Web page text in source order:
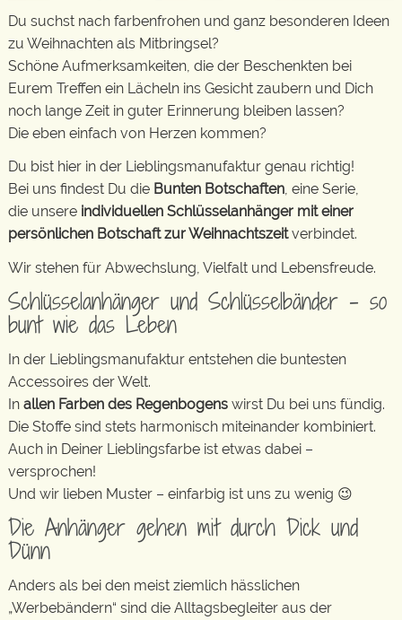
Du suchst nach farbenfrohen und ganz besonderen Ideen
zu Weihnachten als Mitbringsel?
Schöne Aufmerksamkeiten, die der Beschenkten bei
Eurem Treffen ein Lächeln ins Gesicht zaubern und Dich
noch lange Zeit in guter Erinnerung bleiben lassen?
Die eben einfach von Herzen kommen?
Du bist hier in der Lieblingsmanufaktur genau richtig!
Bei uns findest Du die Bunten Botschaften, eine Serie,
die unsere individuellen Schlüsselanhänger mit einer
persönlichen Botschaft zur Weihnachtszeitverbindet.
Wir stehen für Abwechslung, Vielfalt und Lebensfreude.
Schlüsselanhänger und Schlüsselbänder – so
bunt wie das Leben
In der Lieblingsmanufaktur entstehen die buntesten
Accessoires der Welt.
In allen Farben des Regenbogens wirst Du bei uns fündig.
Die Stoffe sind stets harmonisch miteinander kombiniert.
Auch in Deiner Lieblingsfarbe ist etwas dabei –
versprochen!
Und wir lieben Muster – einfarbig ist uns zu wenig 😉
Die Anhänger gehen mit durch Dick und
Dünn
Anders als bei den meist ziemlich hässlichen
„Werbebändern“ sind die Alltagsbegleiter aus der